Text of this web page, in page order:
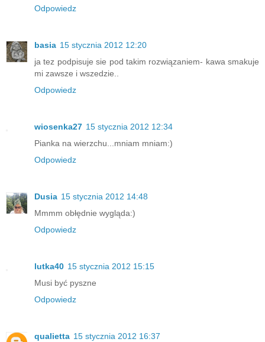
Odpowiedz
basia 15 stycznia 2012 12:20
ja tez podpisuje sie pod takim rozwiązaniem- kawa smakuje
mi zawsze i wszedzie..
Odpowiedz
wiosenka27 15 stycznia 2012 12:34
Pianka na wierzchu...mniam mniam:)
Odpowiedz
Dusia 15 stycznia 2012 14:48
Mmmm obłędnie wygląda:)
Odpowiedz
lutka40 15 stycznia 2012 15:15
Musi być pyszne
Odpowiedz
qualietta 15 stycznia 2012 16:37